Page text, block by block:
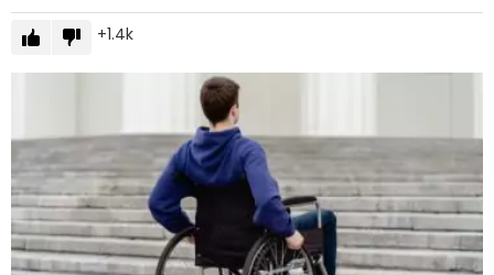
1.4k